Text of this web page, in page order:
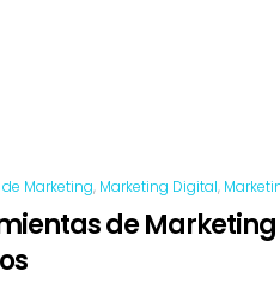
Marketing, Marketing Digital,
de